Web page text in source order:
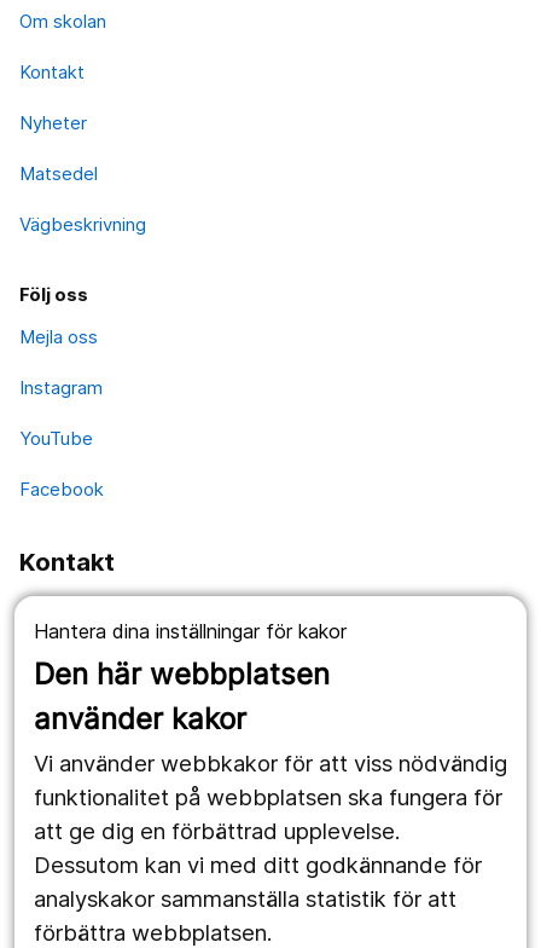
Hantera dina inställningar för kakor
Den här webbplatsen
använder kakor
Vi använder webbkakor för att viss nödvändig
funktionalitet på webbplatsen ska fungera för
att ge dig en förbättrad upplevelse.
Dessutom kan vi med ditt godkännande för
analyskakor sammanställa statistik för att
förbättra webbplatsen.
Om skolan
Kontakt
Nyheter
Matsedel
Vägbeskrivning
Följ oss
Mejla oss
Instagram
YouTube
Facebook
Kontakt
Fellingsbro:
Fellingsbro folkhögskola
Postadress: Box 4
Besöksadress: Bergsvägen 2
Örebro:
Fellingsbro folkhögskola